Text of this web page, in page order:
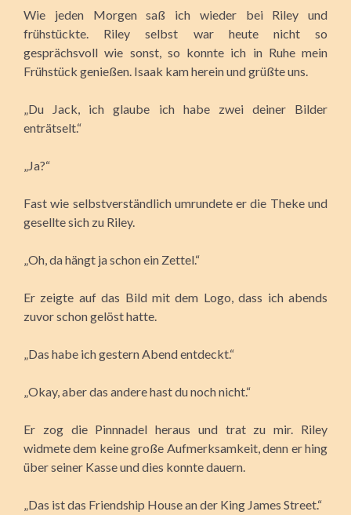
Wie jeden Morgen saß ich wieder bei Riley und
frühstückte. Riley selbst war heute nicht so
gesprächsvoll wie sonst, so konnte ich in Ruhe mein
Frühstück genießen. Isaak kam herein und grüßte uns.
„Du Jack, ich glaube ich habe zwei deiner Bilder
enträtselt.“
„Ja?“
Fast wie selbstverständlich umrundete er die Theke und
gesellte sich zu Riley.
„Oh, da hängt ja schon ein Zettel.“
Er zeigte auf das Bild mit dem Logo, dass ich abends
zuvor schon gelöst hatte.
„Das habe ich gestern Abend entdeckt.“
„Okay, aber das andere hast du noch nicht.“
Er zog die Pinnnadel heraus und trat zu mir. Riley
widmete dem keine große Aufmerksamkeit, denn er hing
über seiner Kasse und dies konnte dauern.
„Das ist das Friendship House an der King James Street.“